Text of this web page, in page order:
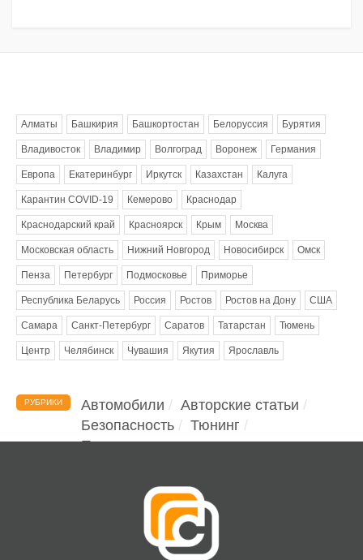
Алматы Башкирия Башкортостан Белоруссия Бурятия
Владивосток Владимир Волгоград Воронеж Германия
Европа Екатеринбург Иркутск Казахстан Калуга
Карантин COVID-19 Кемерово Краснодар
Краснодарский край Красноярск Крым Москва
Московская область Нижний Новгород Новосибирск Омск
Пенза Петербург Подмосковье Приморье
Республика Беларусь Россия Ростов Ростов на Дону США
Самара Санкт-Петербург Саратов Татарстан Тюмень
Центр Челябинск Чувашия Якутия Ярославль
РУБРИКИ Автомобили
Авторские статьи
Безопасность
Тюнинг
Помощь водителю